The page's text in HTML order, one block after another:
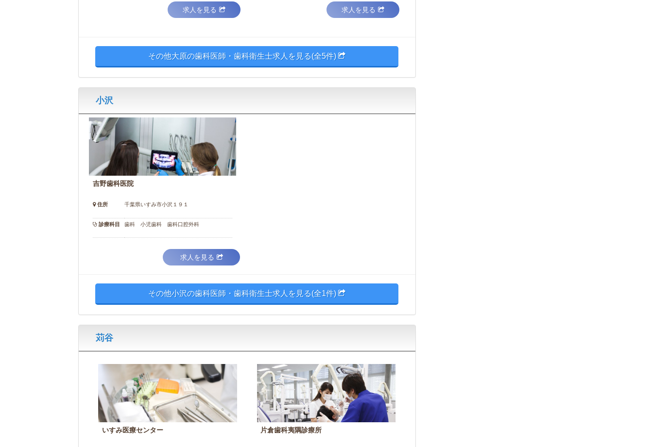
求人を見る 求人を見る
その他大原の歯科医師・歯科衛生士求人を見る(全5件)
小沢
吉野歯科医院
住所 千葉県いすみ市小沢１９１
診療科目 歯科 小児歯科 歯科口腔外科
求人を見る
その他小沢の歯科医師・歯科衛生士求人を見る(全1件)
苅谷
いすみ医療センター 片倉歯科夷隅診療所